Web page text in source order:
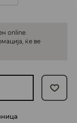
online.
ќе ве